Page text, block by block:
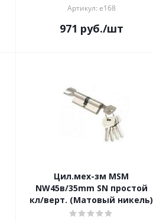
Артикул: е168
971 руб./шт
Цил.мех-зм MSM
NW45в/35mm SN простой
кл/верт. (Матовый никель)